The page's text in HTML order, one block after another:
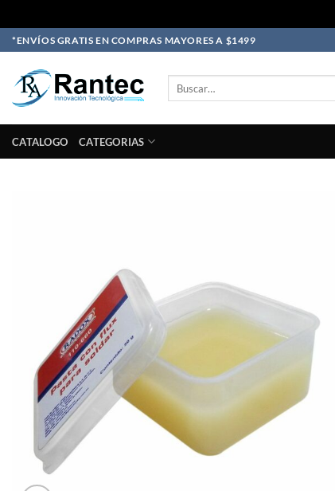
Skip
to
content
*ENVÍOS GRATIS EN COMPRAS MAYORES A $1499
CATALOGO CATEGORIAS